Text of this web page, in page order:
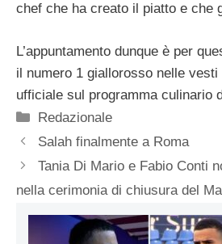
chef che ha creato il piatto e che
L’appuntamento dunque è per
il numero 1 giallorosso nelle vesti
ufficiale sul programma culinario
Categorie
Redazionale
Salah finalmente a Roma
Tania Di Mario e Fabio Conti
nella cerimonia di chiusura del